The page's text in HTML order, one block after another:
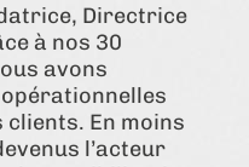
Directrice
à nos 30
avons
En moins
l’acteur